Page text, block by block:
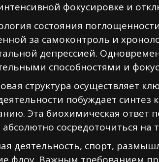
фокусировке и
состояния
за самоконтроль и
депрессией.
способностями и
структура осуществляет
побуждает
Эта биохимическая ответ
сосредоточиться на
деятельность, спорт,